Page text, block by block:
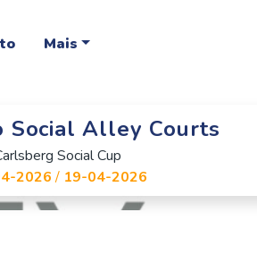
Mais
Social Alley Courts
Social Cup
2026/ 19-04-2026